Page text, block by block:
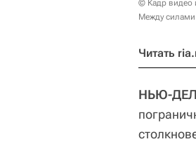
© Кадр видео
Между силами
Читать
НЬЮ-